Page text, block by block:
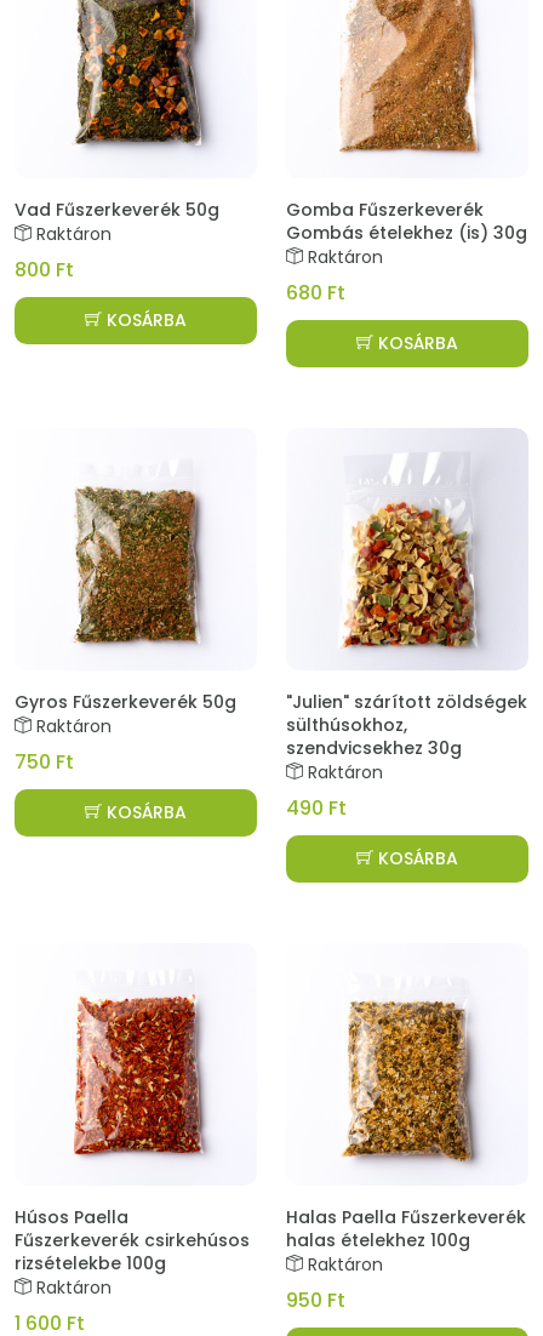
Vad Fűszerkeverék 50g
Raktáron
800 Ft
KOSÁRBA
Gomba Fűszerkeverék
Gombás ételekhez (is) 30g
Raktáron
680 Ft
KOSÁRBA
Gyros Fűszerkeverék 50g
Raktáron
750 Ft
KOSÁRBA
"Julien" szárított zöldségek
sülthúsokhoz,
szendvicsekhez 30g
Raktáron
490 Ft
KOSÁRBA
Húsos Paella
Fűszerkeverék csirkehúsos
rizsételekbe 100g
Raktáron
1 600 Ft
Halas Paella Fűszerkeverék
halas ételekhez 100g
Raktáron
950 Ft